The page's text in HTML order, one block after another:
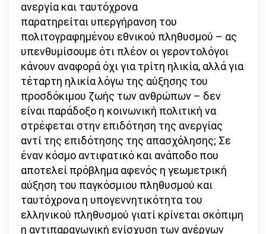
ανεργία και ταυτόχρονα
παρατηρείται υπεργήρανση του
πολιτογραφημένου εθνικού πληθυσμού – ας
υπενθυμίσουμε ότι πλέον οι γεροντολόγοι
κάνουν αναφορά όχι για τρίτη ηλικία, αλλά για
τέταρτη ηλικία λόγω της αύξησης του
προσδόκιμου ζωής των ανθρώπων – δεν
είναι παράδοξο η κοινωνική πολιτική να
στρέφεται στην επιδότηση της ανεργίας
αντί της επιδότησης της απασχόλησης; Σε
έναν κόσμο αντιφατικό και ανάποδο που
αποτελεί πρόβλημα αφενός η γεωμετρική
αύξηση του παγκόσμιου πληθυσμού και
ταυτόχρονα η υπογεννητικότητα του
ελληνικού πληθυσμού γιατί κρίνεται σκόπιμη
η αντιπαραγωγική ενίσχυση των ανέργων